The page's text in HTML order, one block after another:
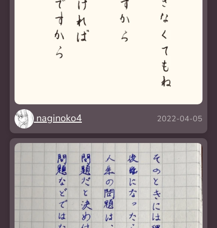
naginoko4 2022-04-05